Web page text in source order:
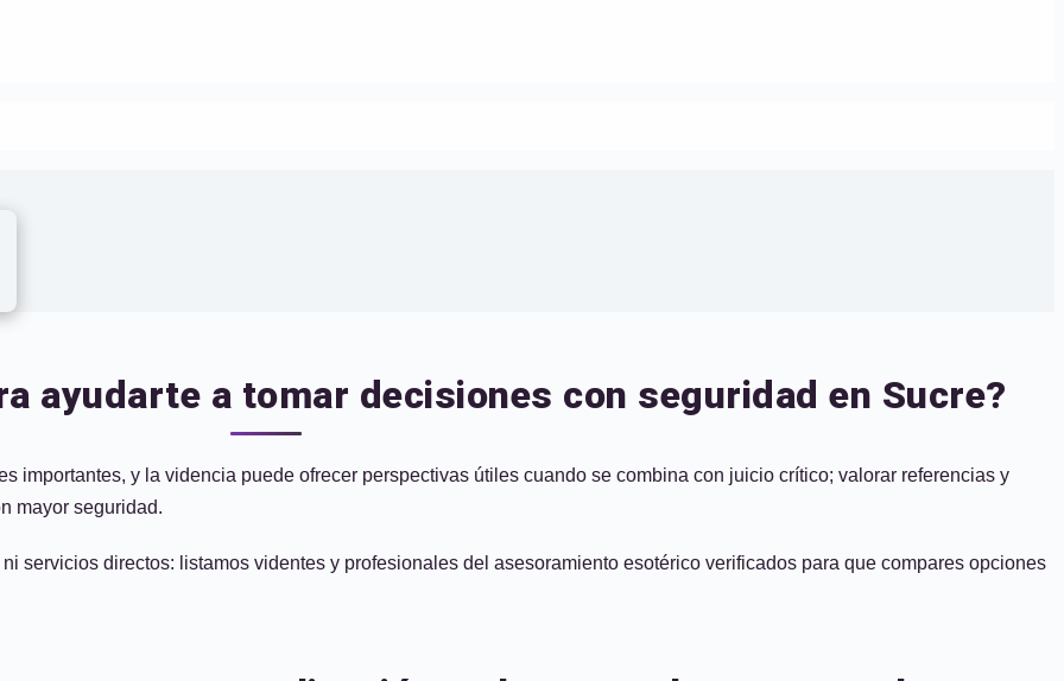
ayudarte a tomar decisiones con seguridad en Sucre?
importantes, y la videncia puede ofrecer perspectivas útiles cuando se combina con juicio crítico; valorar referencias y
mayor seguridad.
servicios directos: listamos videntes y profesionales del asesoramiento esotérico verificados para que compares opciones